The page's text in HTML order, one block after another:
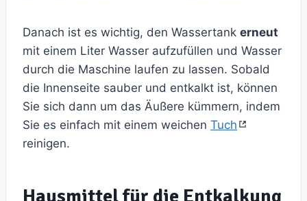
Danach ist es wichtig, den Wassertank erneut
mit einem Liter Wasser aufzufüllen und Wasser
durch die Maschine laufen zu lassen. Sobald
die Innenseite sauber und entkalkt ist, können
Sie sich dann um das Äußere kümmern, indem
Sie es einfach mit einem weichen Tuch
reinigen.